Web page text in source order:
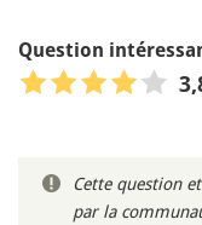
Question
Cette question
par la